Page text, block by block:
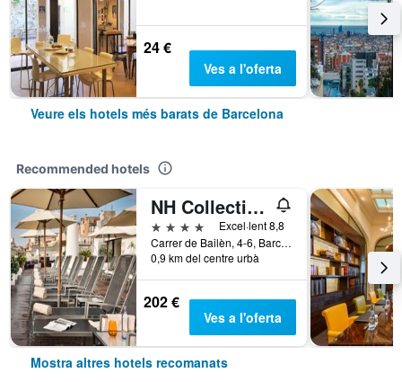
24 €
Ves a l'oferta
Veure els hotels més barats de Barcelona
Recommended hotels
NH Collection Barcelona Pódium
4 estrelles
Excel·lent 8,8
Carrer de Bailèn, 4-6, Barcelona, Espanya
0,9 km del centre urbà
202 €
Ves a l'oferta
Mostra altres hotels recomanats